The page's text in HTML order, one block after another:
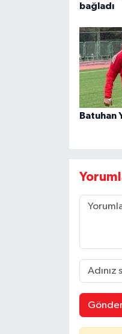
bağladı
Batuhan